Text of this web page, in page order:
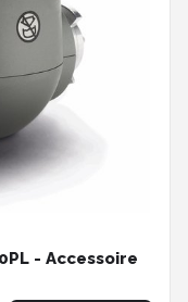
- Accessoire